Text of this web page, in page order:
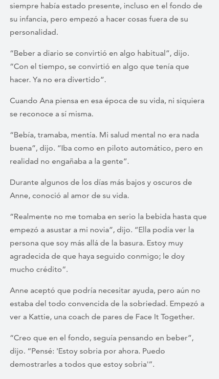
siempre había estado presente, incluso en el fondo de
su infancia, pero empezó a hacer cosas fuera de su
personalidad.
“Beber a diario se convirtió en algo habitual”, dijo.
“Con el tiempo, se convirtió en algo que tenía que
hacer. Ya no era divertido”.
Cuando Ana piensa en esa época de su vida, ni siquiera
se reconoce a sí misma.
“Bebía, tramaba, mentía. Mi salud mental no era nada
buena”, dijo. “Iba como en piloto automático, pero en
realidad no engañaba a la gente”.
Durante algunos de los días más bajos y oscuros de
Anne, conoció al amor de su vida.
“Realmente no me tomaba en serio la bebida hasta que
empezó a asustar a mi novia”, dijo. “Ella podía ver la
persona que soy más allá de la basura. Estoy muy
agradecida de que haya seguido conmigo; le doy
mucho crédito”.
Anne aceptó que podría necesitar ayuda, pero aún no
estaba del todo convencida de la sobriedad. Empezó a
ver a Kattie, una coach de pares de Face It Together.
“Creo que en el fondo, seguía pensando en beber”,
dijo. “Pensé: 'Estoy sobria por ahora. Puedo
demostrarles a todos que estoy sobria'”.